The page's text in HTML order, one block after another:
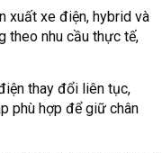
xuất xe điện, hybrid và
theo nhu cầu thực tế,
thay đổi liên tục,
phù hợp để giữ chân